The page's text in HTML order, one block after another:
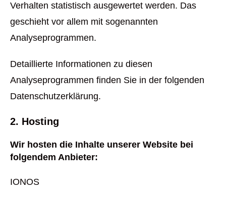
Verhalten statistisch ausgewertet werden. Das
geschieht vor allem mit sogenannten
Analyseprogrammen.
Detaillierte Informationen zu diesen
Analyseprogrammen finden Sie in der folgenden
Datenschutzerklärung.
2. Hosting
Wir hosten die Inhalte unserer Website bei
folgendem Anbieter:
IONOS